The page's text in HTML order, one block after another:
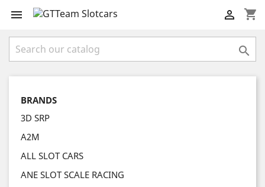
 shopping_cart


BRANDS
3D SRP
A2M
ALL SLOT CARS
ANE SLOT SCALE RACING